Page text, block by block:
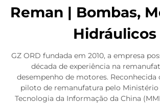
Reman | Bombas,
Hidráulicos
GZ ORD fundada em 2010, a empresa
década de experiência na
desempenho de motores. Reconhecida
piloto de remanufatura pelo Ministério
Tecnologia da Informação da China